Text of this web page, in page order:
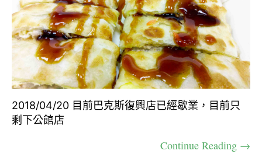
2018/04/20 目前巴克斯復興店已經歇業，目前只
剩下公館店
Continue Reading →